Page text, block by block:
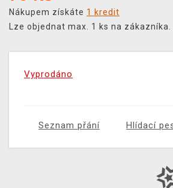
Nákupem získáte 1 kredit
Lze objednat max. 1 ks na zákazníka.
Vyprodáno
Seznam přání Hlídací